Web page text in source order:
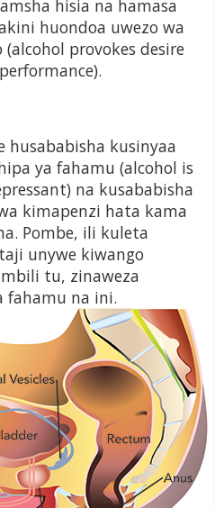
hisia na hamasa
huondoa uwezo wa
provokes desire
husababisha kusinyaa
ya fahamu (alcohol is
na kusababisha
kimapenzi hata kama
Pombe, ili kuleta
unywe kiwango
tu, zinaweza
fahamu na ini.